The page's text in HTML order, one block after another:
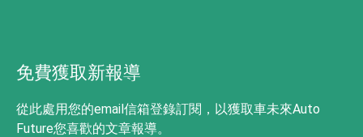
免費獲取新報導
從此處用您的email信箱登錄訂閱，以獲取車未來Auto
Future您喜歡的文章報導。